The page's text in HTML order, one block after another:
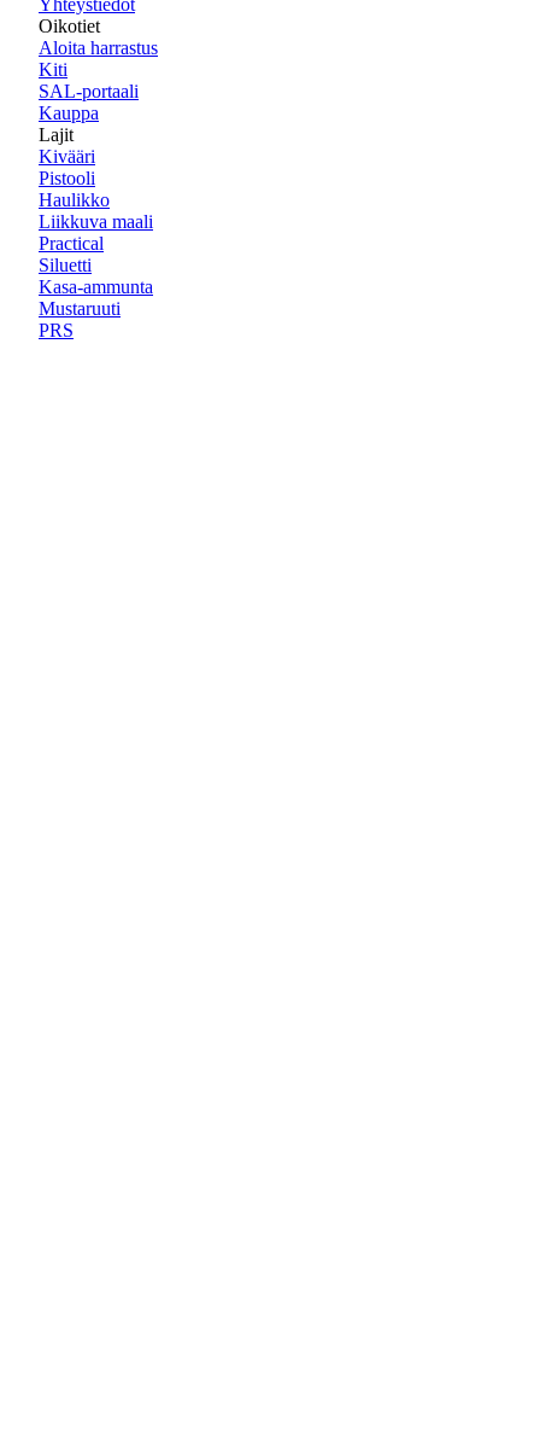
Yhteystiedot
Oikotiet
Aloita harrastus
Kiti
SAL-portaali
Kauppa
Lajit
Kivääri
Pistooli
Haulikko
Liikkuva maali
Practical
Siluetti
Kasa-ammunta
Mustaruuti
PRS